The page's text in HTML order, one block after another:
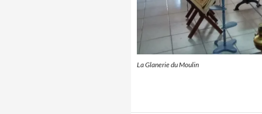
La Glanerie du Moulin